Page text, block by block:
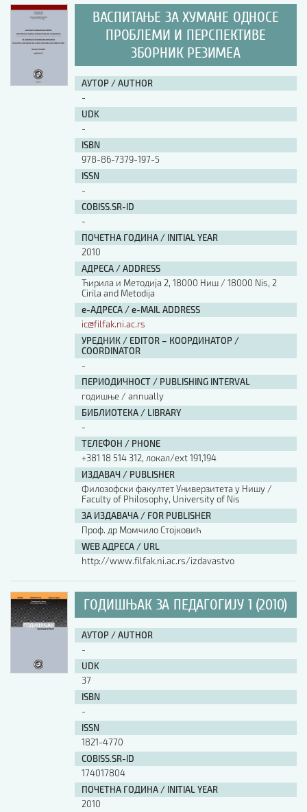
ISBN
ВАСПИТАЊЕ ЗА ХУМАНЕ ОДНОСЕ
ПРОБЛЕМИ И ПЕРСПЕКТИВЕ
ЗБОРНИК РЕЗИМЕА
АУТОР / AUTHOR
-
UDK
-
ISBN
978-86-7379-197-5
ISSN
-
COBISS.SR-ID
-
ПОЧЕТНА ГОДИНА / INITIAL YEAR
2010
АДРЕСА / ADDRESS
Ћирила и Методија 2, 18000 Ниш / 18000 Nis, 2
Cirila and Metodija
е-АДРЕСА / e-MAIL ADDRESS
ic@filfak.ni.ac.rs
УРЕДНИК / EDITOR – КООРДИНАТОР /
COORDINATOR
-
ПЕРИОДИЧНОСТ / PUBLISHING INTERVAL
годишње / annually
БИБЛИОТЕКА / LIBRARY
-
ТЕЛЕФОН / PHONE
+381 18 514 312, локал/ext 191,194
ИЗДАВАЧ / PUBLISHER
Филозофски факултет Универзитета у Нишу /
Faculty of Philosophy, University of Nis
ЗА ИЗДАВАЧА / FOR PUBLISHER
Проф. др Момчило Стојковић
WEB АДРЕСА / URL
http://www.filfak.ni.ac.rs/izdavastvo
ГОДИШЊАК ЗА ПЕДАГОГИЈУ 1 (2010)
АУТОР / AUTHOR
-
UDK
37
ISBN
-
ISSN
1821-4770
COBISS.SR-ID
174017804
ПОЧЕТНА ГОДИНА / INITIAL YEAR
2010